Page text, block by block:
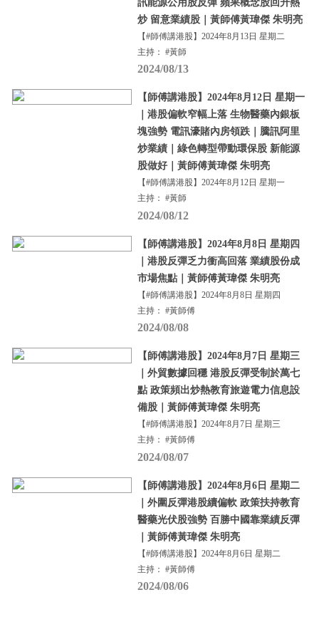
訊能源公用股反彈 蘋果概念股回升熱
炒 留意業績股｜黃師傅黃瑋傑 朱明亮
【#師傅講港股】2024年8月13日 星期二
主持： #黃師
2024/08/13
【師傅講港股】2024年8月12日 星期一
｜港股偏軟窄幅上落 生物醫藥內銀板
塊強勢 電訊濠賭內房領跌｜騰訊阿里
炒業績｜綠色轉型帶動環保股 新能源
股做好｜黃師傅黃瑋傑 朱明亮
【#師傅講港股】2024年8月12日 星期一
主持： #黃師
2024/08/12
【師傅講港股】2024年8月8日 星期四
｜港股反彈乏力衝高回落 業績股份成
市場焦點｜黃師傅黃瑋傑 朱明亮
【#師傅講港股】2024年8月8日 星期四
主持： #黃師傅
2024/08/08
【師傅講港股】2024年8月7日 星期三
｜外貿數據回穩 港股反彈受制於萬七
點 政策頻出炒熱教育旅遊電力信息設
備股｜黃師傅黃瑋傑 朱明亮
【#師傅講港股】2024年8月7日 星期三
主持： #黃師傅
2024/08/07
【師傅講港股】2024年8月6日 星期二
｜外圍反彈港股續偏軟 政策扶持教育
醫藥光伏股強勢 百勝中國靠業績反彈
｜黃師傅黃瑋傑 朱明亮
【#師傅講港股】2024年8月6日 星期二
主持： #黃師傅
2024/08/06